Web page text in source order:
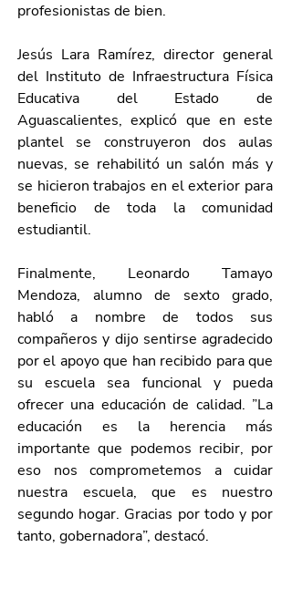
profesionistas de bien.
Jesús Lara Ramírez, director general
del Instituto de Infraestructura Física
Educativa del Estado de
Aguascalientes, explicó que en este
plantel se construyeron dos aulas
nuevas, se rehabilitó un salón más y
se hicieron trabajos en el exterior para
beneficio de toda la comunidad
estudiantil.
Finalmente, Leonardo Tamayo
Mendoza, alumno de sexto grado,
habló a nombre de todos sus
compañeros y dijo sentirse agradecido
por el apoyo que han recibido para que
su escuela sea funcional y pueda
ofrecer una educación de calidad. ”La
educación es la herencia más
importante que podemos recibir, por
eso nos comprometemos a cuidar
nuestra escuela, que es nuestro
segundo hogar. Gracias por todo y por
tanto, gobernadora”, destacó.